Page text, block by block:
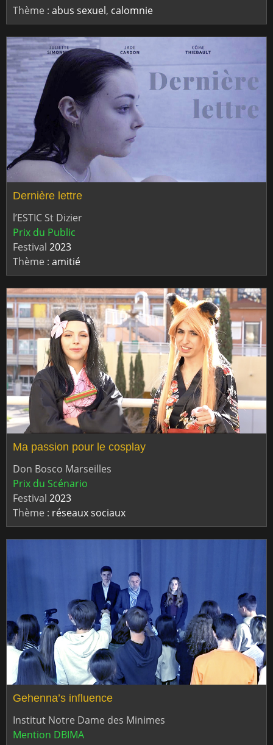
Thème : abus sexuel, calomnie
Dernière lettre
l’ESTIC St Dizier
Prix du Public
Festival 2023
Thème : amitié
Ma passion pour le cosplay
Don Bosco Marseilles
Prix du Scénario
Festival 2023
Thème : réseaux sociaux
Gehenna’s influence
Institut Notre Dame des Minimes
Mention DBIMA